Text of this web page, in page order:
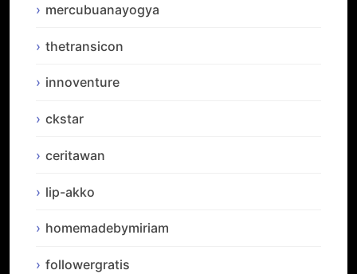
mercubuanayogya
thetransicon
innoventure
ckstar
ceritawan
lip-akko
homemadebymiriam
followergratis